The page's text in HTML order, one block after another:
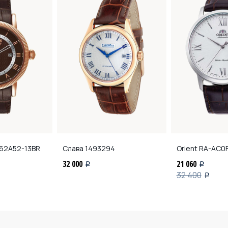
13BR Слава 1493294
32 000 i
OrientRA-
21 060 i
32 400 i